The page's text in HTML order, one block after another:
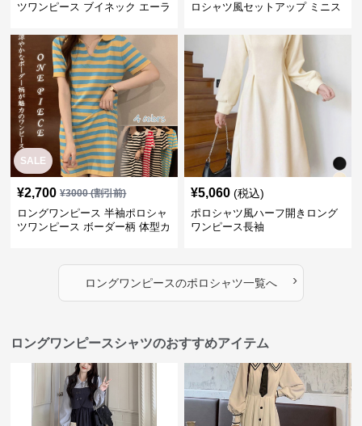
ツワンピース ブイネック エーラ
ロシャツ風セットアップ ミニス
SALE
¥2,700 ¥3000(割引前)
ロングワンピース 半袖ポロシャ
ツワンピース ボーダー柄 体型カ
¥5,060 (税込)
ポロシャツ風ハーフ開きロング
ワンピース長袖
ロングワンピースのポロシャツ一覧へ ›
ロングワンピースシャツのおすすめアイテム